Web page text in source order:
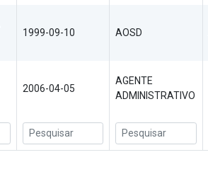
1999-09-10 AOSD
2006-04-05
AGENTE
ADMINISTRATIVO